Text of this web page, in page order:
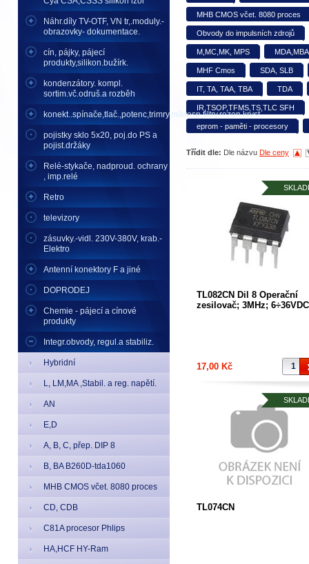
Náhr.díly TV-OTF, VN tr,.moduly.-
obrazovky- dokumentace.
cín, pájky, pájecí
produkty,silikon.bužírk.
kondenzátory. kompl.
sortim.vč.odruš.a rozběh
konekt..spínače,tlač.,potenc,trimry,mikrosp,filtry,rezon.kryst..
pojistky sklo 5x20, poj.do PS a
pojist.držáky
Relé-stykače, nadproud. ochrany
, imp.relé
Retro
televizory
zásuvky.-vidl. 230V-380V, krab.-
Elektro
Antenní konektory F a jiné
DOPRODEJ
Chemie - pájecí a cínové
produkty
Integr.obvody, regul.a stabiliz.
Hybridní
L, LM,MA ,Stabil. a reg. napětí.
AN
E,D
A, B, C, přep. DIP 8
B, BA B260D-tda1060
MHB CMOS včet. 8080 proces
CD, CDB
C81A procesor Phlips
HA,HCF HY-Ram
MHB CMOS včet. 8080 proces
Obvody do impulsních zdrojů
M,MC,MK, MPS
MHF Cmos SDA, SLB
IT, TA, TAA, TBA TDA
IR,TSOP,TFMS,TS,TLC SFH
eprom - paměti - procesory
Třídit dle: Dle názvu Dle ceny
TL082CN Dil 8 Operační
zesilovač; 3MHz;
17,00 Kč
TL074CN